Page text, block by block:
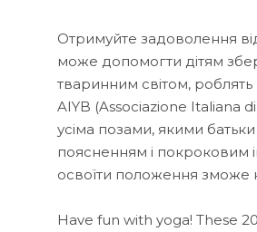
Отримуйте задоволення
може допомогти дітям
тваринним світом,
AIYB (Associazione Italiana
усіма позами, якими
поясненням і покроковим
освоїти положення зможе
Have fun with yoga! These